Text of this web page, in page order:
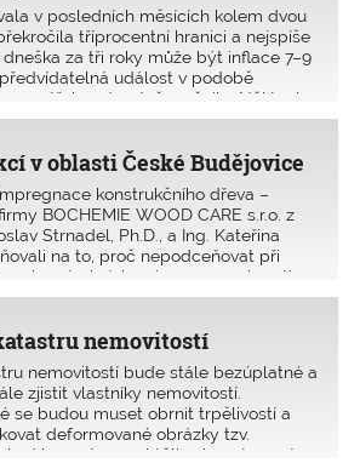
v posledních měsících kolem dvou
tříprocentní hranici a nejspíše
za tři roky může být inflace 7–9
událost v podobě
spotřeby zásadně změnila. Některé
koše zcela zmizely, jiné
váhu.
v oblasti České Budějovice
konstrukčního dřeva –
BOCHEMIE WOOD CARE s.r.o. z
Strnadel, Ph.D., a Ing. Kateřina
na to, proč nepodceňovat při
rekonstrukcích nejen prevenci proti
nemovitostí
nemovitostí bude stále bezúplatné a
zjistit vlastníky nemovitostí.
se budou muset obrnit trpělivostí a
deformované obrázky tzv.
by se tomu chtěli vyhnout, musí